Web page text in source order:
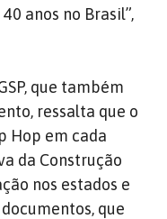
anos no Brasil”,
que também
ressalta que o
Hop em cada
da Construção
nos estados e
que